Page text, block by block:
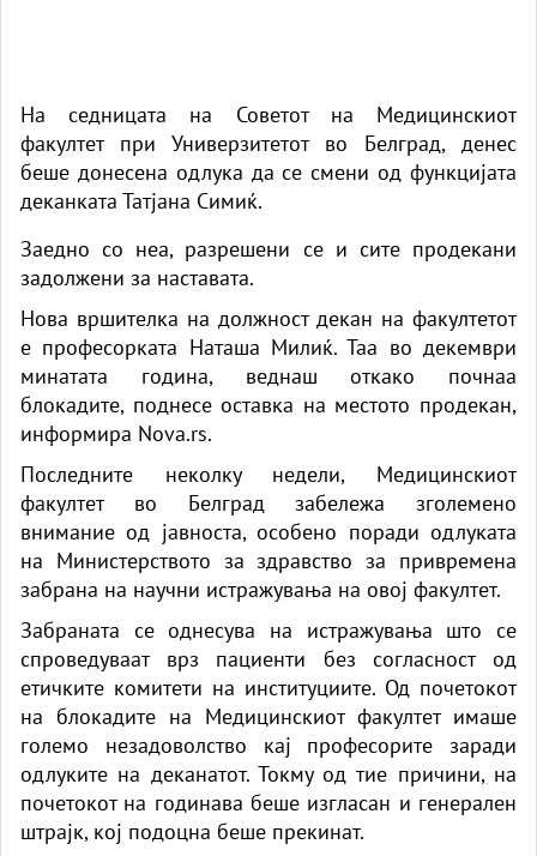
На седницата на Советот на Медицинскиот
факултет при Универзитетот во Белград, денес
беше донесена одлука да се смени од функцијата
деканката Татјана Симиќ.
Заедно со неа, разрешени се и сите продекани
задолжени за наставата.
Нова вршителка на должност декан на факултетот
е професорката Наташа Милиќ. Таа во декември
минатата година, веднаш откако почнаа
блокадите, поднесе оставка на местото продекан,
информира Nova.rs.
Последните неколку недели, Медицинскиот
факултет во Белград забележа зголемено
внимание од јавноста, особено поради одлуката
на Министерството за здравство за привремена
забрана на научни истражувања на овој факултет.
Забраната се однесува на истражувања што се
спроведуваат врз пациенти без согласност од
етичките комитети на институциите. Од почетокот
на блокадите на Медицинскиот факултет имаше
големо незадоволство кај професорите заради
одлуките на деканатот. Токму од тие причини, на
почетокот на годинава беше изгласан и генерален
штрајк, кој подоцна беше прекинат.